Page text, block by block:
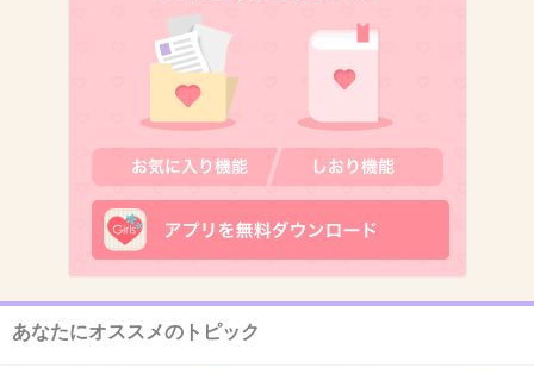
2026/07/08(水) 11:39:19
ニュースのひとつとして当たり障りのない程度なら
意見言ったり議論はしない
+5
今年来年で123万人の移民が来るから政治の話が日常になる
あなたにオススメのトピック